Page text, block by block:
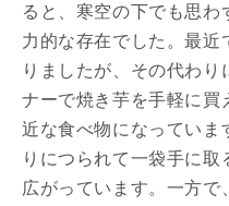
ると、寒空の下でも思
力的な存在でした。最近
りましたが、その代わ
ナーで焼き芋を手軽に買
近な食べ物になっていま
りにつられて一袋手に
広がっています。一方で